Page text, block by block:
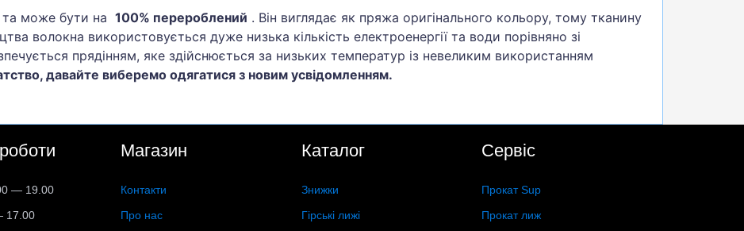
та може бути на 100% перероблений . Він виглядає як пряжа оригінального кольору, тому тканину
волокна використовується дуже низька кількість електроенергії та води порівняно зі
прядінням, яке здійснюється за низьких температур із невеликим використанням
давайте виберемо одягатися з новим усвідомленням.
— 19.00
17.00
Магазин
Контакти
Про нас
Каталог
Знижки
Гірські лижі
Сервіс
Прокат Sup
Прокат лиж